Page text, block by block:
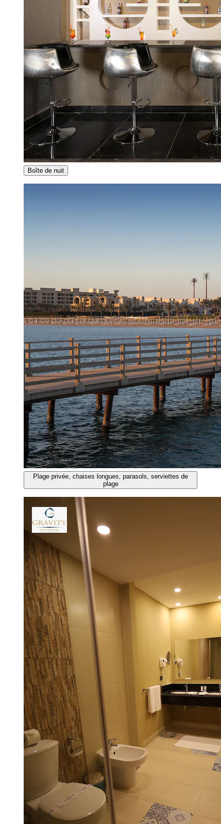
Boîte de nuit
Plage privée, chaises longues, parasols, serviettes de
plage